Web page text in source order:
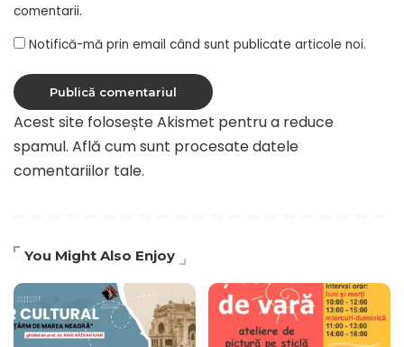
comentarii.
Notifică-mă prin email când sunt publicate articole noi.
Acest site folosește Akismet pentru a reduce
spamul. Află cum sunt procesate datele
comentariilor tale.
You Might Also Enjoy